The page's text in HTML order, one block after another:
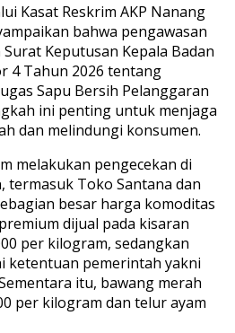
Kasat Reskrim AKP Nanang
bahwa pengawasan
Keputusan Kepala Badan
4 Tahun 2026 tentang
Sapu Bersih Pelanggaran
ini penting untuk menjaga
dan melindungi konsumen.
melakukan pengecekan di
termasuk Toko Santana dan
besar harga komoditas
dijual pada kisaran
per kilogram, sedangkan
ketentuan pemerintah yakni
itu, bawang merah
per kilogram dan telur ayam